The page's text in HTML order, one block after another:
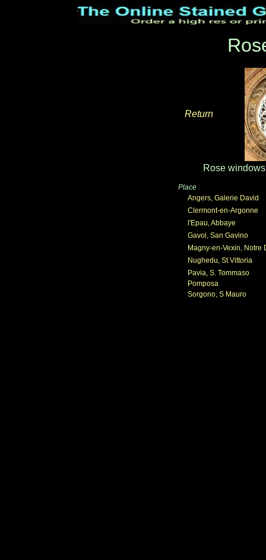
Return
Rose
Place
Angers, Galerie David
Clermont-en-Argonne
l'Epau, Abbaye
Gavoi, San Gavino
Magny-en-Vexin, Notre
Nughedu, St Vittoria
Pavia, S. Tommaso
Pomposa
Sorgono, S Mauro